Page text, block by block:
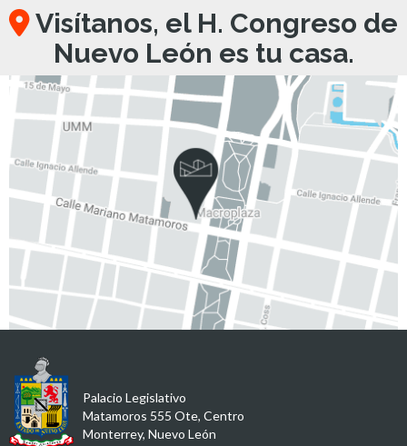
Visítanos, el H. Congreso de
Nuevo León es tu casa.
Palacio Legislativo
Matamoros 555 Ote, Centro
Monterrey, Nuevo León